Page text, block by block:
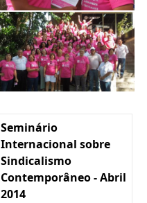
Seminário
Internacional sobre
Sindicalismo
Contemporâneo - Abril
2014